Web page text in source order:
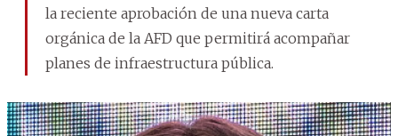
la reciente aprobación de una nueva carta
orgánica de la AFD que permitirá acompañar
planes de infraestructura pública.